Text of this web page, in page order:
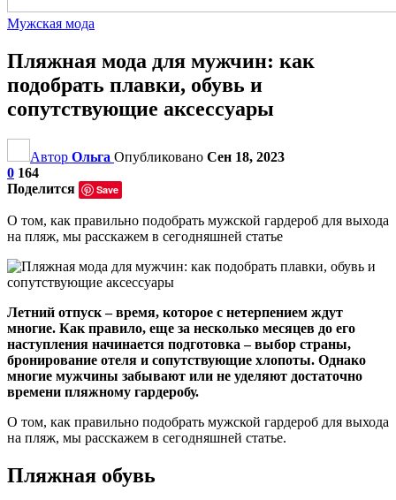
Мужская мода
Пляжная мода для мужчин: как
подобрать плавки, обувь и
сопутствующие аксессуары
Автор Ольга Опубликовано Сен 18, 2023
0 164
Поделится
Save
О том, как правильно подобрать мужской гардероб для выхода
на пляж, мы расскажем в сегодняшней статье
Летний отпуск – время, которое с нетерпением ждут
многие. Как правило, еще за несколько месяцев до его
наступления начинается подготовка – выбор страны,
бронирование отеля и сопутствующие хлопоты. Однако
многие мужчины забывают или не уделяют достаточно
времени пляжному гардеробу.
О том, как правильно подобрать мужской гардероб для выхода
на пляж, мы расскажем в сегодняшней статье.
Пляжная обувь